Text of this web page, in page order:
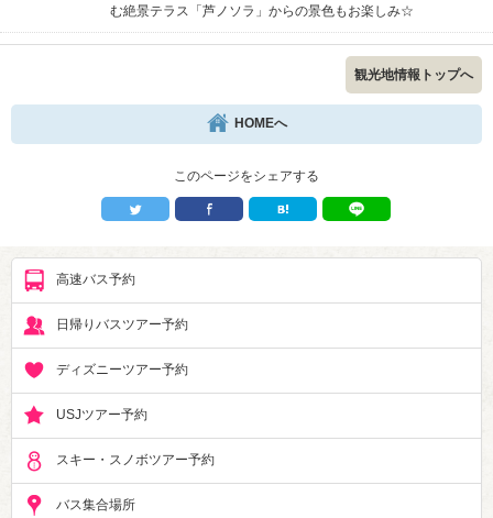
む絶景テラス「芦ノソラ」からの景色もお楽しみ☆
観光地情報トップへ
HOMEへ
このページをシェアする
高速バス予約
日帰りバスツアー予約
ディズニーツアー予約
USJツアー予約
スキー・スノボツアー予約
バス集合場所